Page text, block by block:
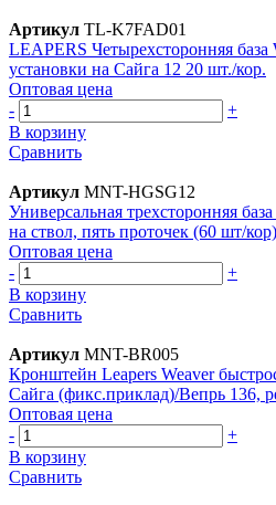
Артикул TL-K7FAD01
LEAPERS Четырехсторонняя
установки на Сайга 12 20 шт./кор.
Оптовая цена
-
+
В корзину
Сравнить
Артикул MNT-HGSG12
Универсальная трехсторонняя
на ствол, пять проточек (60 шт/кор)
Оптовая цена
-
+
В корзину
Сравнить
Артикул MNT-BR005
Кронштейн Leapers Weaver
Сайга (фикс.приклад)/Вепрь 136,
Оптовая цена
-
+
В корзину
Сравнить